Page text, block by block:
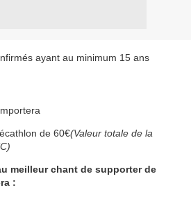
ayant au minimum 15 ans
de 60€(Valeur totale de la
meilleur chant de supporter de
: